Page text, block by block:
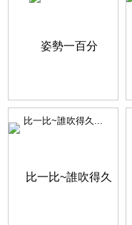
比一比~誰吹得久...